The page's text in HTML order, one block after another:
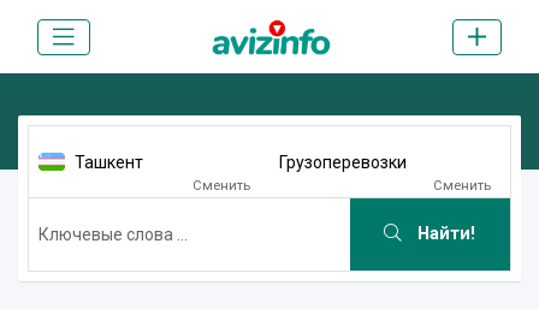
Ташкент
Сменить
Грузоперевозки
Сменить
Найти!